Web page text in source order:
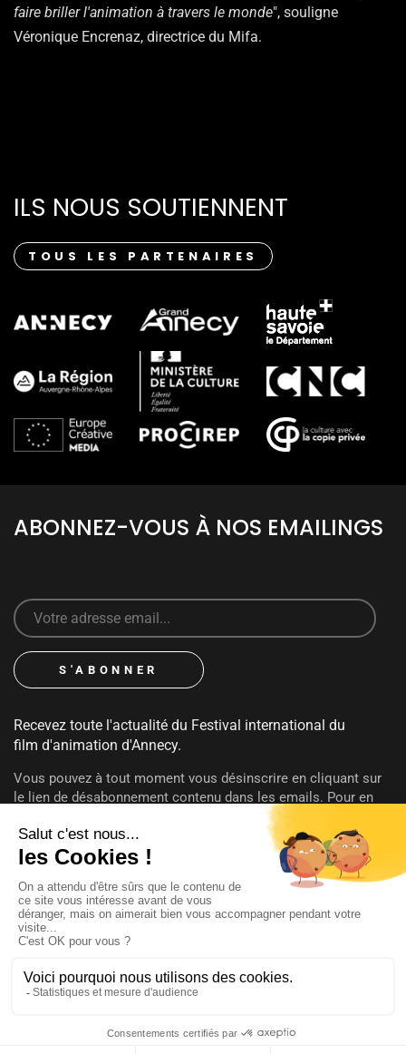
faire briller l'animation à travers le monde", souligne
Véronique Encrenaz, directrice du Mifa.
ILS NOUS SOUTIENNENT
TOUS LES PARTENAIRES
ABONNEZ-VOUS À NOS EMAILINGS
Recevez toute l'actualité du Festival international du
film d'animation d'Annecy.
Vous pouvez à tout moment vous désinscrire en cliquant sur
le lien de désabonnement contenu dans les emails. Pour en
savoir plus sur vos droits consultez notrepolitique de
confidentialité.
SUIVEZ-NOUS